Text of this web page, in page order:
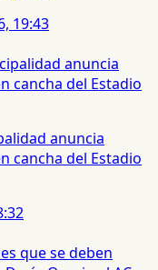
19:43
anuncia
cancha del Estadio